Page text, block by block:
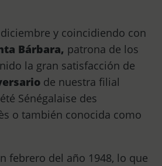
y coincidiendo con
Bárbara, patrona de los
la gran satisfacción de
de nuestra filial
Sénégalaise des
o también conocida como
febrero del año 1948, lo que